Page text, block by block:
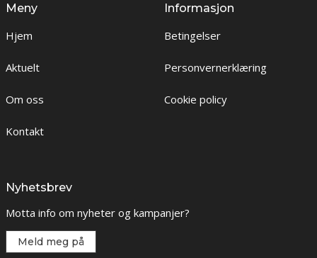
Meny
Hjem
Aktuelt
Om oss
Kontakt
Informasjon
Betingelser
Personvernerklæring
Cookie policy
Nyhetsbrev
Motta info om nyheter og kampanjer?
Meld meg på